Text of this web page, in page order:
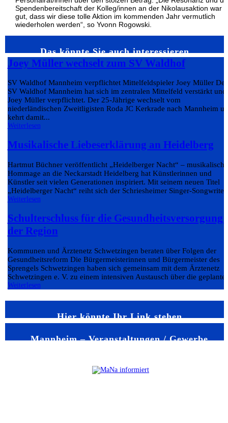
Spendenbereitschaft der Kolleg/innen an der Nikolausaktion war
gut, dass wir diese tolle Aktion im kommenden Jahr vermutlich
wiederholen werden“, so Yvonn Rogowski.
Das könnte Sie auch interessieren…
Joey Müller wechselt zum SV Waldhof
SV Waldhof Mannheim verpflichtet Mittelfeldspieler Joey Müller Der
SV Waldhof Mannheim hat sich im zentralen Mittelfeld verstärkt und
Joey Müller verpflichtet. Der 25-Jährige wechselt vom
niederländischen Zweitligisten Roda JC Kerkrade nach Mannheim
kehrt damit...
Weiterlesen
Musikalische Liebeserklärung an Heidelberg
Hartmut Büchner veröffentlicht „Heidelberger Nacht“ – musikalische
Hommage an die Neckarstadt Heidelberg hat Künstlerinnen und
Künstler seit vielen Generationen inspiriert. Mit seinem neuen Titel
„Heidelberger Nacht“ reiht sich der Schriesheimer Singer-
Weiterlesen
Schulterschluss für die Gesundheitsversorgung
der Region
Kommunen und Ärztenetz Schwetzingen beraten über Folgen der
Gesundheitsreform Die Bürgermeisterinnen und Bürgermeister des
Sprengels Schwetzingen haben sich gemeinsam mit dem Ärztenetz
Schwetzingen e. V. zu einem intensiven Austausch über die
Weiterlesen
Hier könnte Ihr Link stehen
Mannheim – Veranstaltungen / Gewerbe